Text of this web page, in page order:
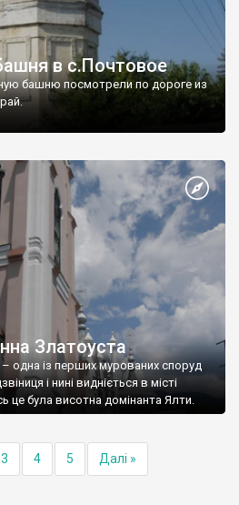
в с.Почтовое
башню посмотрели по дороге из
Златоуста
одна із перших мурованих споруд
і нині видніється в місті
це була висотна домінанта Ялти.
3 4 5 Далі »